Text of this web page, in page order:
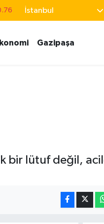
İstanbul
Gazipaşa
bir lütuf değil,